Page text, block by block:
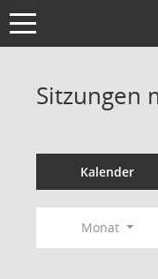
Toggle navigation
Sitzungen
Kalender
Monat